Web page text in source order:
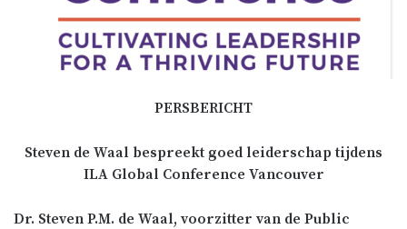
PERSBERICHT
Steven de Waal bespreekt goed leiderschap tijdens
ILA Global Conference Vancouver
Dr. Steven P.M. de Waal, voorzitter van de Public